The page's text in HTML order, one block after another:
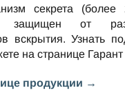
секрета (более
защищен от
вскрытия. Узнать
на странице
продукции →